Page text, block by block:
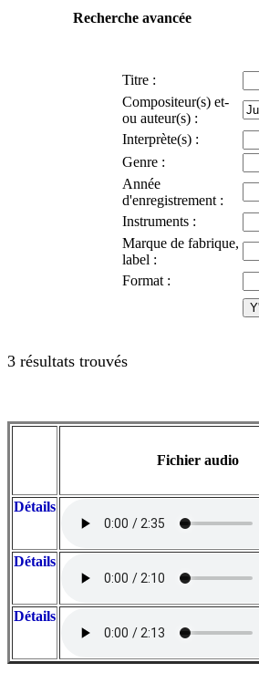
Recherche avancée
Titre :
Compositeur(s) et-
ou auteur(s) :
Interprète(s) :
Genre :
Année
d'enregistrement :
Instruments :
Marque de fabrique,
label :
Format :
3 résultats trouvés
Fichier audio
Détails
Détails
Détails